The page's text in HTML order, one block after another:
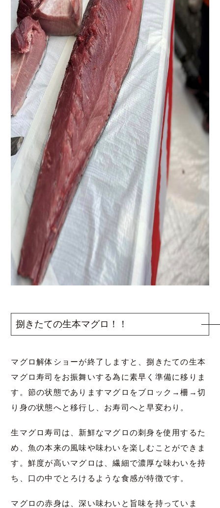
捌きたての生本マグロ！！
マグロ解体ショーが終了しますと、捌きたての生本
マグロ寿司をお振舞いする為に素早く準備に移りま
す。節の状態でありますマグロをブロック→柵→切
り身の状態へと移行し、お寿司へと早変わり。
生マグロ寿司は、新鮮なマグロの刺身を使用するた
め、魚の本来の風味や味わいを楽しむことができま
す。鮮度が高いマグロは、繊細で濃厚な味わいを持
ち、口の中でとろけるような食感が特徴です。
マグロの赤身は、深い味わいと旨味を持っていま